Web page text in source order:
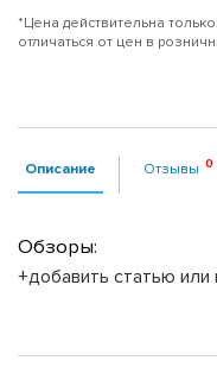
*Цена действительна
отличаться от цен в
Описание Отзывы
Обзоры:
+добавить статью или